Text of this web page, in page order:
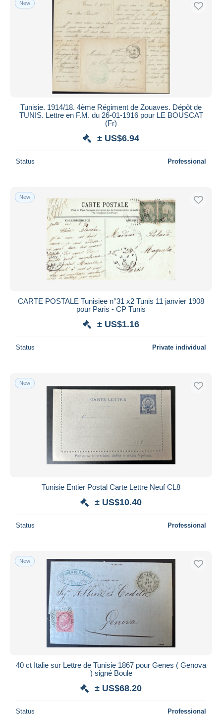
Free shipping
Payment methods
PayPal
Bank transfer
Visa
MasterCard
Bancontact
iDeal
Seller's residence
Submit
New
Tunisie. 1914/18. 4ème Régiment de Zouaves. Dépôt de
TUNIS. Lettre en F.M. du 26-01-1916 pour LE BOUSCAT
(Fr)
± US$6.94
Status Professional
New
CARTE POSTALE Tunisiee n°31 x2 Tunis 11 janvier 1908
pour Paris - CP Tunis
± US$1.16
Status Private individual
New
Tunisie Entier Postal Carte Lettre Neuf CL8
± US$10.40
Status Professional
New
40 ct Italie sur Lettre de Tunisie 1867 pour Genes ( Genova
) signé Boule
± US$68.20
Status Professional